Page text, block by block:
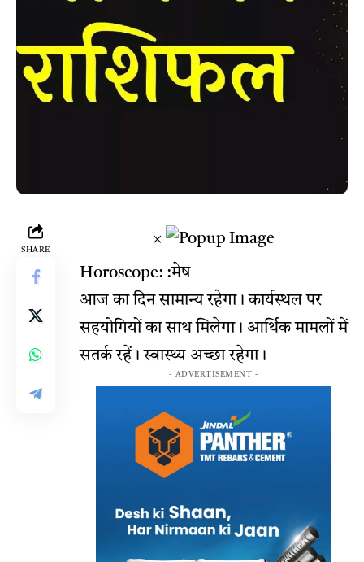
SHARE
×
Horoscope: :मेष
आज का दिन सामान्य रहेगा। कार्यस्थल पर
सहयोगियों का साथ मिलेगा। आर्थिक मामलों में
सतर्क रहें। स्वास्थ्य अच्छा रहेगा।
- ADVERTISEMENT -